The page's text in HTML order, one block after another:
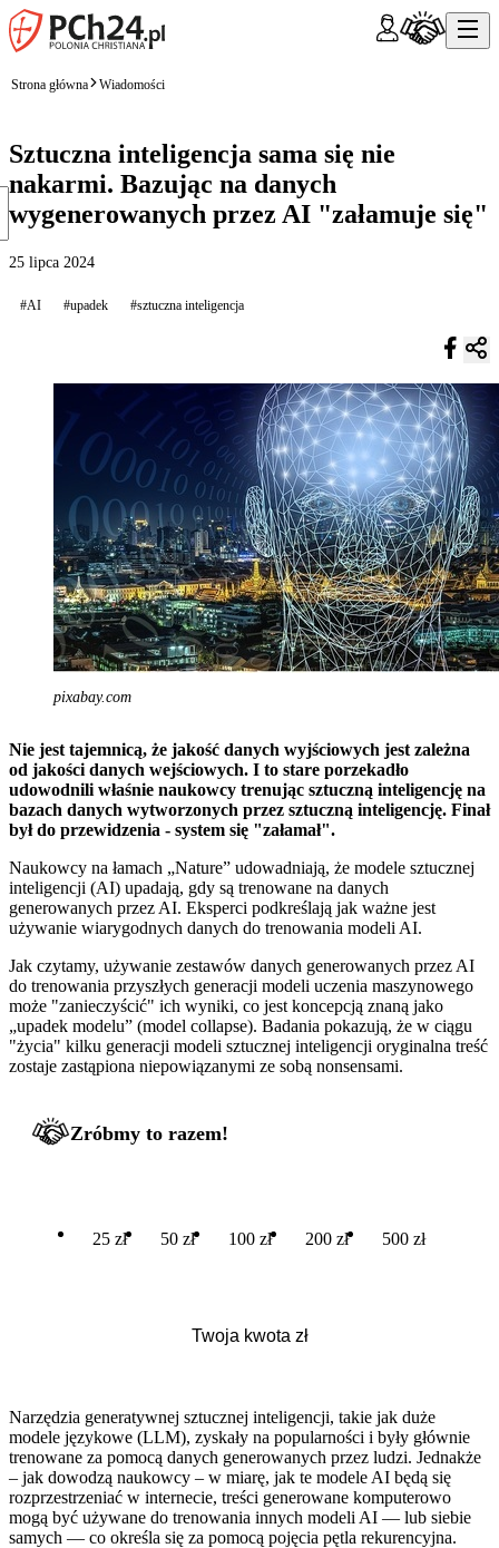
Strona główna Wiadomości
Sztuczna inteligencja sama się nie
nakarmi. Bazując na danych
wygenerowanych przez AI "załamuje się"
25 lipca 2024
#AI #upadek #sztuczna inteligencja
pixabay.com
Nie jest tajemnicą, że jakość danych wyjściowych jest zależna
od jakości danych wejściowych. I to stare porzekadło
udowodnili właśnie naukowcy trenując sztuczną inteligencję na
bazach danych wytworzonych przez sztuczną inteligencję. Finał
był do przewidzenia - system się "załamał".
Naukowcy na łamach „Nature” udowadniają, że modele sztucznej
inteligencji (AI) upadają, gdy są trenowane na danych
generowanych przez AI. Eksperci podkreślają jak ważne jest
używanie wiarygodnych danych do trenowania modeli AI.
Jak czytamy, używanie zestawów danych generowanych przez AI
do trenowania przyszłych generacji modeli uczenia maszynowego
może "zanieczyścić" ich wyniki, co jest koncepcją znaną jako
„upadek modelu” (model collapse). Badania pokazują, że w ciągu
"życia" kilku generacji modeli sztucznej inteligencji oryginalna treść
zostaje zastąpiona niepowiązanymi ze sobą nonsensami.
Zróbmy to razem!
25 zł 50 zł 100 zł 200 zł 500 zł
Narzędzia generatywnej sztucznej inteligencji, takie jak duże
modele językowe (LLM), zyskały na popularności i były głównie
trenowane za pomocą danych generowanych przez ludzi. Jednakże
– jak dowodzą naukowcy – w miarę, jak te modele AI będą się
rozprzestrzeniać w internecie, treści generowane komputerowo
mogą być używane do trenowania innych modeli AI — lub siebie
samych — co określa się za pomocą pojęcia pętla rekurencyjna.